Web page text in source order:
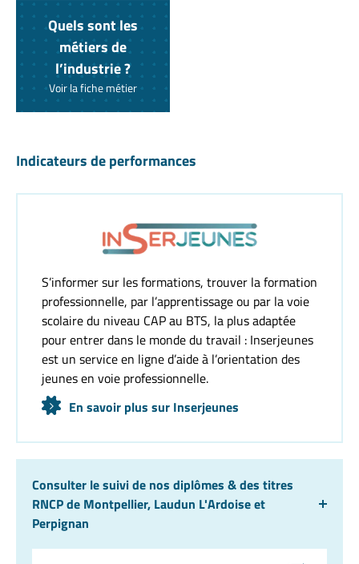
Quels sont les
métiers de
l’industrie ?
Voir la fiche métier
Indicateurs de performances
S’informer sur les formations, trouver la formation
professionnelle, par l’apprentissage ou par la voie
scolaire du niveau CAP au BTS, la plus adaptée
pour entrer dans le monde du travail : Inserjeunes
est un service en ligne d’aide à l’orientation des
jeunes en voie professionnelle.
En savoir plus sur Inserjeunes
Consulter le suivi de nos diplômes & des titres
RNCP de Montpellier, Laudun L'Ardoise et
Perpignan